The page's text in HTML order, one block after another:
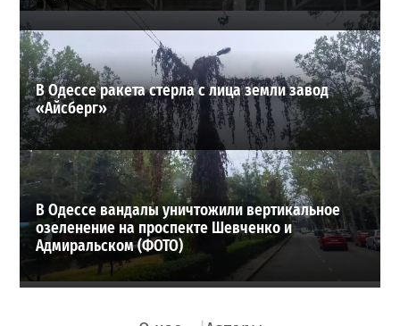
В Одессе ракета стерла с лица земли завод
«Айсберг»
В Одессе вандалы уничтожили вертикальное
озеленение на проспекте Шевченко и
Адмиральском (ФОТО)